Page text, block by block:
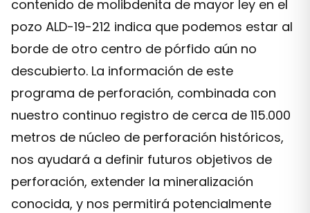
contenido de molibdenita de mayor ley en el
pozo ALD-19-212 indica que podemos estar al
borde de otro centro de pórfido aún no
descubierto. La información de este
programa de perforación, combinada con
nuestro continuo registro de cerca de 115.000
metros de núcleo de perforación históricos,
nos ayudará a definir futuros objetivos de
perforación, extender la mineralización
conocida, y nos permitirá potencialmente